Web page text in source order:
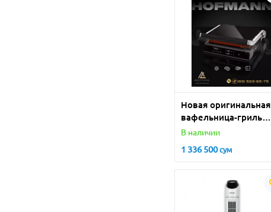
Новая оригинальная
вафельница-гриль
Hofmann - чудо-
кухне!
В наличии
1 336 500сум